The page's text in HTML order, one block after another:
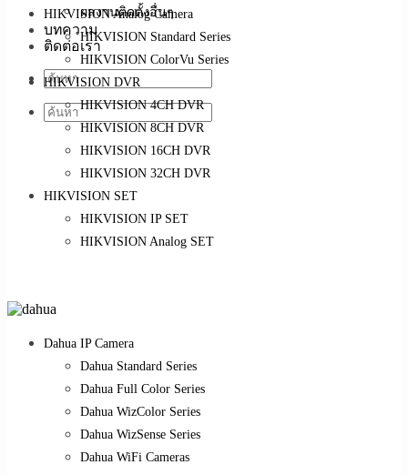
ผลงานติดตั้งอื่นๆ
บทความ
ติดต่อเรา
HIKVISION Analog Camera
HIKVISION Standard Series
HIKVISION ColorVu Series
HIKVISION DVR
HIKVISION 4CH DVR
HIKVISION 8CH DVR
HIKVISION 16CH DVR
HIKVISION 32CH DVR
HIKVISION SET
HIKVISION IP SET
HIKVISION Analog SET
Dahua IP Camera
Dahua Standard Series
Dahua Full Color Series
Dahua WizColor Series
Dahua WizSense Series
Dahua WiFi Cameras